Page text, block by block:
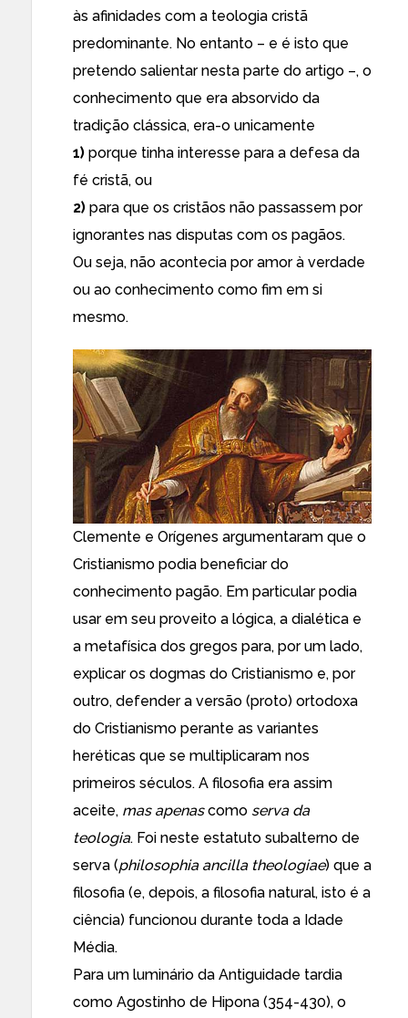
às afinidades com a teologia cristã
predominante. No entanto – e é isto que
pretendo salientar nesta parte do artigo –, o
conhecimento que era absorvido da
tradição clássica, era-o unicamente
1) porque tinha interesse para a defesa da
fé cristã, ou
2) para que os cristãos não passassem por
ignorantes nas disputas com os pagãos.
Ou seja, não acontecia por amor à verdade
ou ao conhecimento como fim em si
mesmo.
Clemente e Orígenes argumentaram que o
Cristianismo podia beneficiar do
conhecimento pagão. Em particular podia
usar em seu proveito a lógica, a dialética e
a metafísica dos gregos para, por um lado,
explicar os dogmas do Cristianismo e, por
outro, defender a versão (proto) ortodoxa
do Cristianismo perante as variantes
heréticas que se multiplicaram nos
primeiros séculos. A filosofia era assim
aceite, mas apenascomo serva da
teologia. Foi neste estatuto subalterno de
serva (philosophia ancilla theologiae) que a
filosofia (e, depois, a filosofia natural, isto é a
ciência) funcionou durante toda a Idade
Média.
Para um luminário da Antiguidade tardia
como Agostinho de Hipona (354-430), o